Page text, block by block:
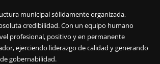
municipal sólidamente organizada,
credibilidad. Con un equipo humano
profesional, positivo y en permanente
ejerciendo liderazgo de calidad y generando
gobernabilidad.